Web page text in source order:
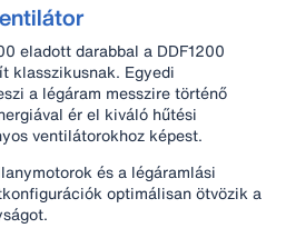
eladott darabbal a DDF1200
klasszikusnak. Egyedi
a légáram messzire történő
ér el kiváló hűtési
ventilátorokhoz képest.
és a légáramlási
optimálisan ötvözik a